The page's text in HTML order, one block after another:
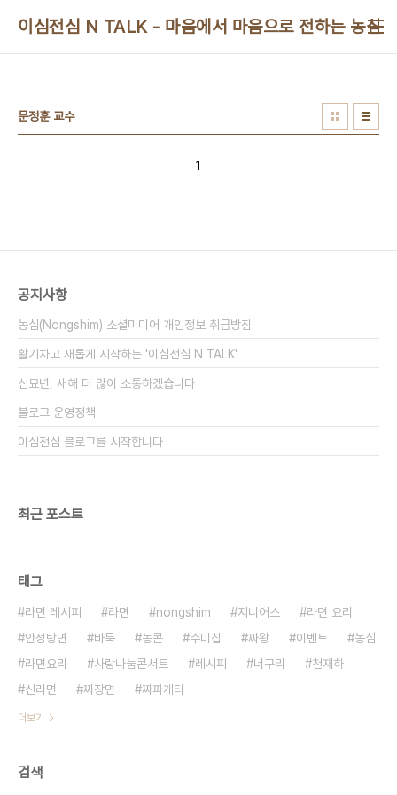
이심전심 N TALK - 마음에서 마음으로 전하는 농심
문정훈 교수
1
공지사항
농심(Nongshim) 소셜미디어 개인정보 취급방침
활기차고 새롭게 시작하는 '이심전심 N TALK'
신묘년, 새해 더 많이 소통하겠습니다
블로그 운영정책
이심전심 블로그를 시작합니다
최근 포스트
태그
라면 레시피 라면 nongshim 지니어스
라면 요리
안성탕면
바둑 농콘 수미칩 짜왕 이벤트
농심
라면요리
사랑나눔콘서트 레시피 너구리
천재하
신라면
짜장면 짜파게티
더보기
검색